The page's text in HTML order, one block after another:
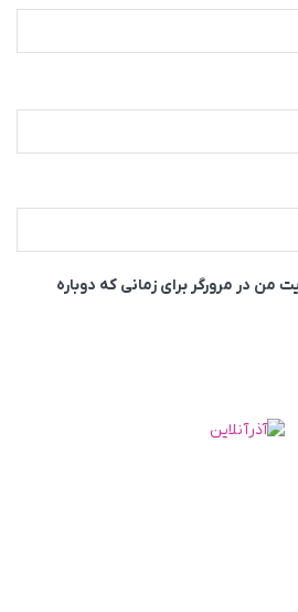
من در مرورگر برای زمانی که دوباره